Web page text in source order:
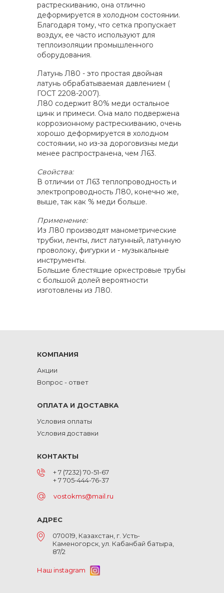
растрескиванию, она отлично
деформируется в холодном состоянии.
Благодаря тому, что сетка пропускает
воздух, ее часто используют для
теплоизоляции промышленного
оборудования.
Латунь Л80 - это простая двойная
латунь обрабатываемая давлением (
ГОСТ 2208-2007).
Л80 содержит 80% меди остальное
цинк и примеси. Она мало подвержена
коррозионному растрескиванию, очень
хорошо деформируется в холодном
состоянии, но из-за дороговизны меди
менее распространена, чем Л63.
Свойства:
В отличии от Л63 теплопроводность и
электропроводность Л80, конечно же,
выше, так как % меди больше.
Применение:
Из Л80 производят манометрические
трубки, ленты, лист латунный, латунную
проволоку, фигурки и - музыкальные
инструменты.
Большие блестящие оркестровые трубы
с большой долей вероятности
изготовлены из Л80.
КОМПАНИЯ
Акции
Вопрос - ответ
ОПЛАТА И ДОСТАВКА
Условия оплаты
Условия доставки
КОНТАКТЫ
+ 7 (7232) 70-51-67
+ 7 705-444-76-37
vostokms@mail.ru
АДРЕС
070019, Казахстан, г. Усть-
Каменогорск, ул. Кабанбай батыра,
87/2
Наш instagram